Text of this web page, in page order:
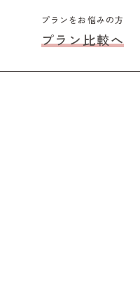
プランをお悩みの方
プラン比較へ